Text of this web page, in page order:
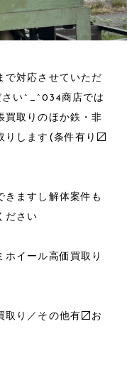
で対応させていただ
い^_^034商店では
買取りのほか鉄・非
りします(条件有り〼
きますし解体案件も
ださい
イール高価買取り
取り／その他有〼お